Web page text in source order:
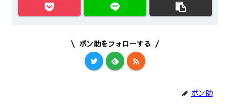
ポン助をフォローする
ポン助